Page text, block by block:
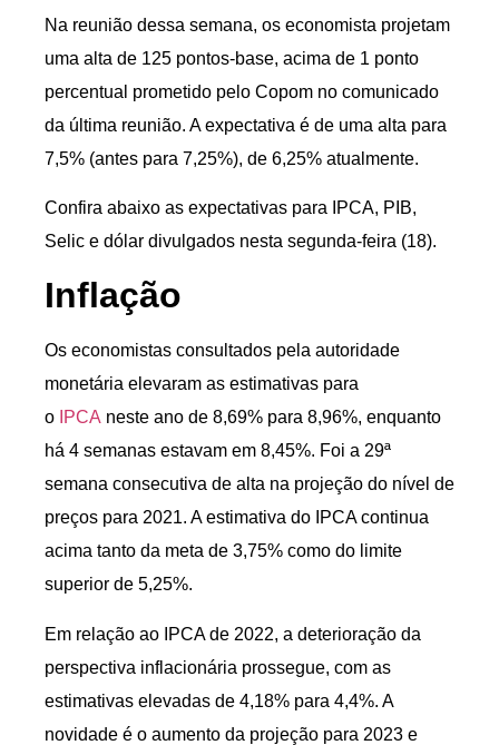
Na reunião dessa semana, os economista projetam
uma alta de 125 pontos-base, acima de 1 ponto
percentual prometido pelo Copom no comunicado
da última reunião. A expectativa é de uma alta para
7,5% (antes para 7,25%), de 6,25% atualmente.
Confira abaixo as expectativas para IPCA, PIB,
Selic e dólar divulgados nesta segunda-feira (18).
Inflação
Os economistas consultados pela autoridade
monetária elevaram as estimativas para
o IPCA neste ano de 8,69% para 8,96%, enquanto
há 4 semanas estavam em 8,45%. Foi a 29ª
semana consecutiva de alta na projeção do nível de
preços para 2021. A estimativa do IPCA continua
acima tanto da meta de 3,75% como do limite
superior de 5,25%.
Em relação ao IPCA de 2022, a deterioração da
perspectiva inflacionária prossegue, com as
estimativas elevadas de 4,18% para 4,4%. A
novidade é o aumento da projeção para 2023 e